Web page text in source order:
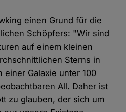
einen Grund für die
Schöpfers: "Wir sind
auf einem kleinen
Sterns in
Galaxie unter 100
All. Daher ist
zu glauben, der sich um